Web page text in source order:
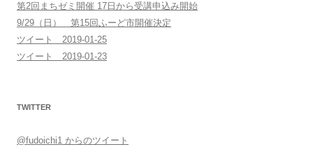
第2回まちゼミ開催 17日から受講申込み開始
9/29（日） 第15回ふーど市開催決定
ツイート 2019-01-25
ツイート 2019-01-23
TWITTER
@fudoichi1 からのツイート